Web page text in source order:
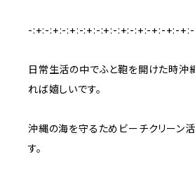
-:+:-:+:-:+:-:+:-:+:-:+:-:+:-+:-+:-
日常生活の中でふと鞄を開けた時沖
れば嬉しいです。
沖縄の海を守るためビーチクリーン
す。